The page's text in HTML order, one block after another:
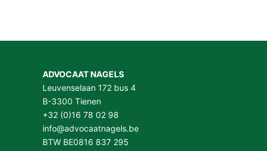
ADVOCAAT NAGELS
Leuvenselaan 172 bus 4
B-3300 Tienen
+32 (0)16 78 02 98
info@advocaatnagels.be
BTW BE0816 837 295